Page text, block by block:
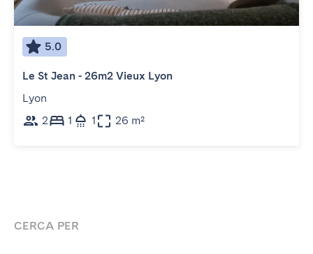
5.0
Le St Jean - 26m2 Vieux Lyon
Lyon
2
1 1 26 m²
CERCA PER